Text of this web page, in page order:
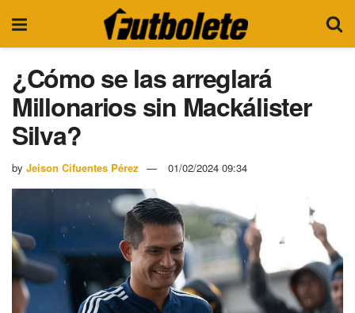
¿Cómo se las arreglará
Millonarios sin Mackálister
Silva?
by Jeison Cifuentes Pérez 01/02/2024 09:34